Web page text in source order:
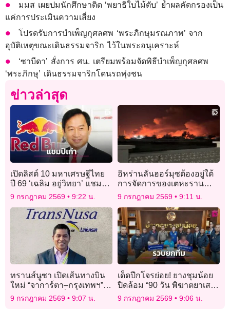
มมส เผยปมนักศึกษาติด ‘พยาธิใบไม้ตับ’ ย้ำผลคัดกรองเป็น
แค่การประเมินความเสี่ยง
โปรดรับการบำเพ็ญกุศลศพ ‘พระภิกษุมรณภาพ’ จาก
อุบัติเหตุขณะเดินธรรมจาริก ไว้ในพระอนุเคราะห์
‘ซาบีดา’ สั่งการ ศน. เตรียมพร้อมจัดพิธีบำเพ็ญกุศลศพ
‘พระภิกษุ’ เดินธรรมจาริกโดนรถพุ่งชน
ข่าวล่าสุด
เปิดลิสต์ 10 มหาเศรษฐีไทย
ปี 69 ‘เฉลิม อยู่วิทยา’ แชมป์
เก่า 3 ปีซ้อน รวย 1.54 ล้าน
ล้านบาท
9 กรกฎาคม 2569 9:22 น.
อิหร่านลั่นฮอร์มุซต้องอยู่ใต้
การจัดการของเตหะราน
หลังสหรัฐโจมตีรอบใหม่
9 กรกฎาคม 2569 9:11 น.
ทรานส์นูซา เปิดเส้นทางบิน
ใหม่ “จาการ์ตา–กรุงเทพฯ”
พร้อมปักหมุดเที่ยวบินตรง
“บาหลี” สู่ “วากาโทบี”
9 กรกฎาคม 2569 9:07 น.
เด็ดปีกโจรย่อย! ยางชุมน้อย
ปิดล้อม “90 วัน พิฆาตยาเสพ
ติด” รวบ 3 ราย สลดโจ๋ 16
ร่วมแก๊ง
9 กรกฎาคม 2569 9:06 น.